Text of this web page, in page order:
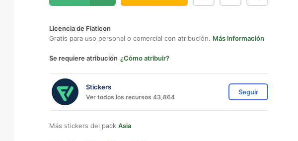
Licencia de Flaticon
Gratis para uso personal o comercial con atribución. Más información
Se requiere atribución ¿Cómo atribuir?
Stickers
Ver todos los recursos 43,864
Seguir
Más stickers del pack Asia